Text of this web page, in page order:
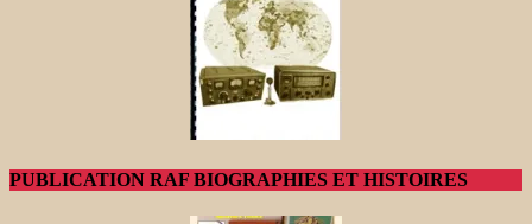
PUBLICATION RAF BIOGRAPHIES ET HISTOIRES